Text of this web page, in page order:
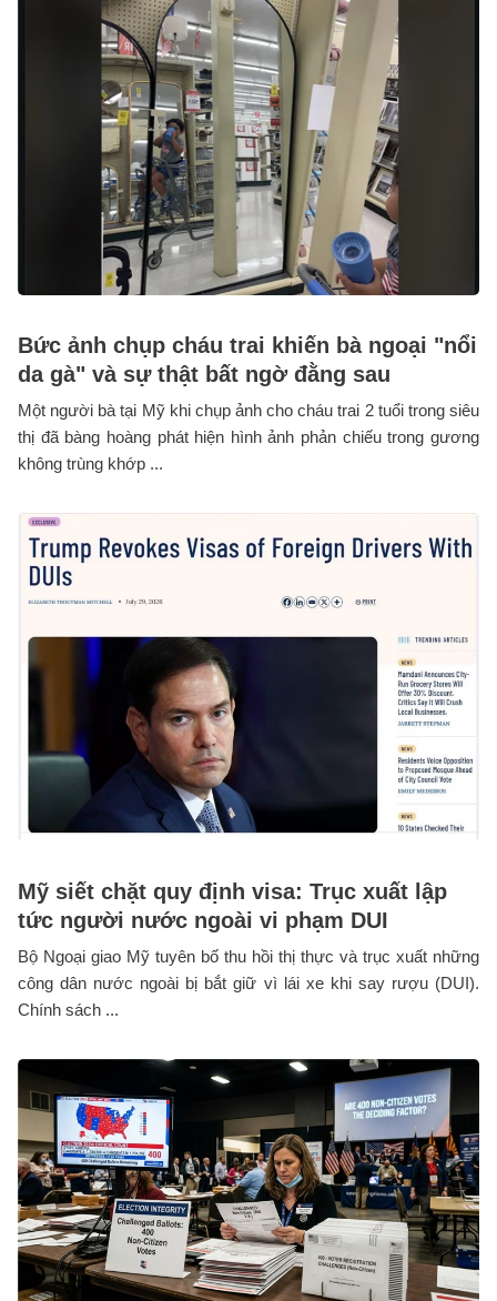
Bức ảnh chụp cháu trai khiến bà ngoại "nổi
da gà" và sự thật bất ngờ đằng sau
Một người bà tại Mỹ khi chụp ảnh cho cháu trai 2 tuổi trong siêu
thị đã bàng hoàng phát hiện hình ảnh phản chiếu trong gương
không trùng khớp ...
Mỹ siết chặt quy định visa: Trục xuất lập
tức người nước ngoài vi phạm DUI
Bộ Ngoại giao Mỹ tuyên bố thu hồi thị thực và trục xuất những
công dân nước ngoài bị bắt giữ vì lái xe khi say rượu (DUI).
Chính sách ...